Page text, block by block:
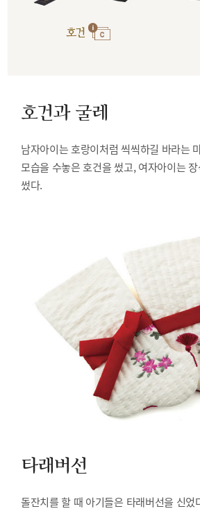
호건
호건과 굴레
남자아이는 호랑이처럼 씩씩하길 바라는
모습을 수놓은 호건을 썼고, 여자아이는
썼다.
타래버선
돌잔치를 할 때 아기들은 타래버선을 신었